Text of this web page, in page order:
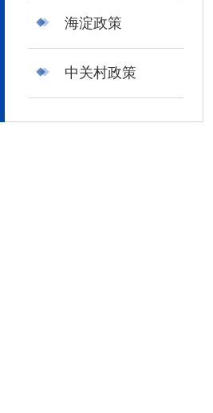
海淀政策
中关村政策